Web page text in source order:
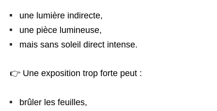
une lumière indirecte,
une pièce lumineuse,
mais sans soleil direct intense.
👉 Une exposition trop forte peut :
brûler les feuilles,